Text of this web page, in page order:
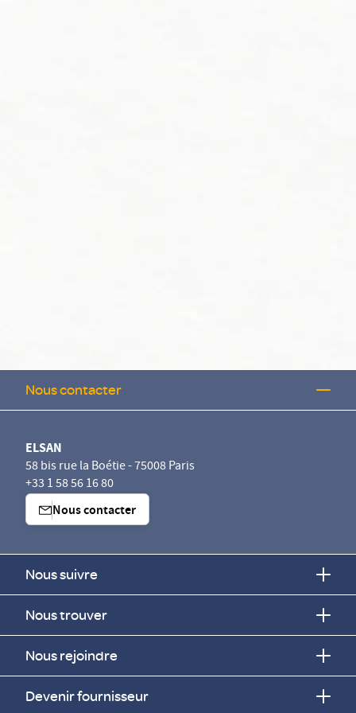
Nous contacter
ELSAN
58 bis rue la Boétie - 75008 Paris
+33 1 58 56 16 80
Nous contacter
Nous suivre
Nous trouver
Nous rejoindre
Devenir fournisseur